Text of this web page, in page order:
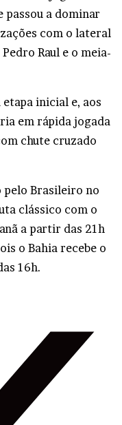
passou a dominar
com o lateral
Raul e o meia-
inicial e, aos
em rápida jogada
chute cruzado
pelo Brasileiro no
clássico com o
a partir das 21h
o Bahia recebe o
16h.